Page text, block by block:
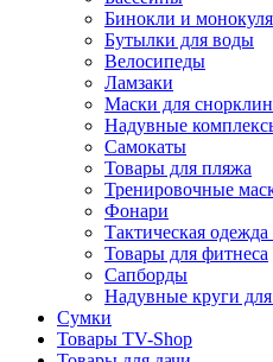
Бинокли и
Бутылки для воды
Велосипеды
Ламзаки
Маски для
Надувные
Самокаты
Товары для пляжа
Тренировочные
Фонари
Тактическая
Товары для фитнеса
Сапборды
Надувные круги
Сумки
Товары TV-Shop